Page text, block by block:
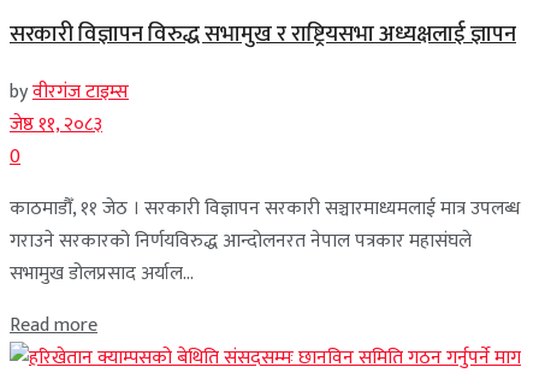
सरकारी विज्ञापन विरुद्ध सभामुख र राष्ट्रियसभा अध्यक्षलाई ज्ञापन
byवीरगंज टाइम्स
जेष्ठ ११, २०८३
0
काठमाडौँ, ११ जेठ । सरकारी विज्ञापन सरकारी सञ्चारमाध्यमलाई मात्र उपलब्ध
गराउने सरकारको निर्णयविरुद्ध आन्दोलनरत नेपाल पत्रकार महासंघले
सभामुख डोलप्रसाद अर्याल...
Read more